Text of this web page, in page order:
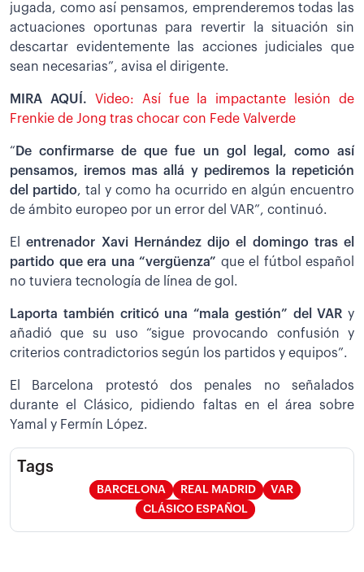
jugada, como así pensamos, emprenderemos todas las
actuaciones oportunas para revertir la situación sin
descartar evidentemente las acciones judiciales que
sean necesarias”, avisa el dirigente.
MIRA AQUÍ. Video: Así fue la impactante lesión de
Frenkie de Jong tras chocar con Fede Valverde
“ De confirmarse de que fue un gol legal, como así
pensamos, iremos mas allá y pediremos la repetición
del partido, tal y como ha ocurrido en algún encuentro
de ámbito europeo por un error del VAR”, continuó.
Elentrenador Xavi Hernández dijo el domingo tras el
partido que era una “vergüenza” que el fútbol español
no tuviera tecnología de línea de gol.
Laporta también criticó una “mala gestión” del VAR y
añadió que su uso “sigue provocando confusión y
criterios contradictorios según los partidos y equipos”.
El Barcelona protestó dos penales no señalados
durante el Clásico, pidiendo faltas en el área sobre
Yamal y Fermín López.
Tags
BARCELONA REAL MADRID
VAR
CLÁSICO ESPAÑOL